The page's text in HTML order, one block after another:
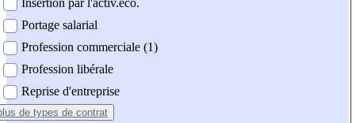
Insertion par l'activ.éco.
Portage salarial
Profession commerciale (1)
Profession libérale
Reprise d'entreprise
de types de contrat